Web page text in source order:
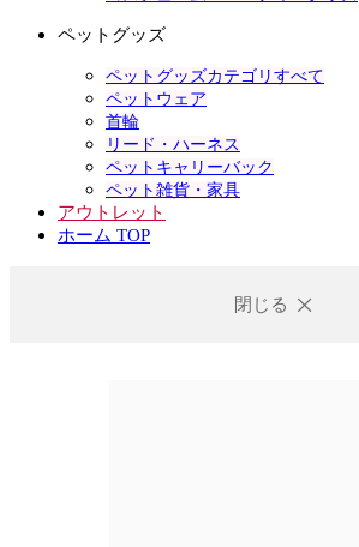
ペットグッズ
ペットグッズカテゴリすべて
ペットウェア
首輪
リード・ハーネス
ペットキャリーバック
ペット雑貨・家具
アウトレット
ホーム TOP
閉じる